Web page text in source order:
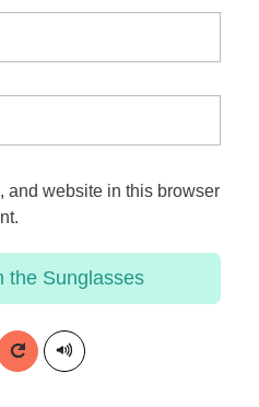
and website in this browser
the Sunglasses